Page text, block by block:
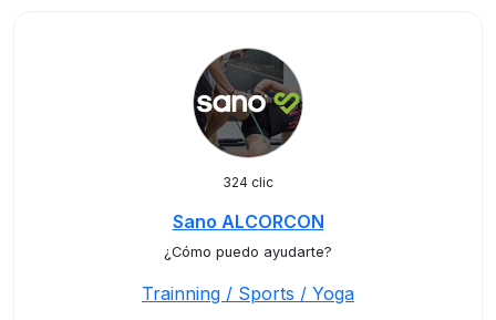
324 clic
Sano ALCORCON
¿Cómo puedo ayudarte?
Trainning / Sports / Yoga